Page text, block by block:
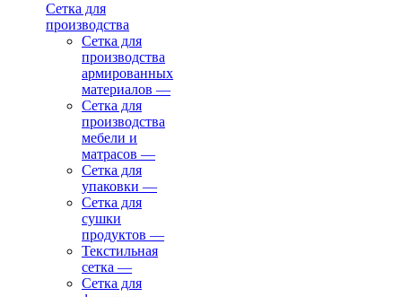
Сетка для
производства
Сетка для
производства
армированных
материалов —
Сетка для
производства
мебели и
матрасов —
Сетка для
упаковки —
Сетка для
сушки
продуктов —
Текстильная
сетка —
Сетка для